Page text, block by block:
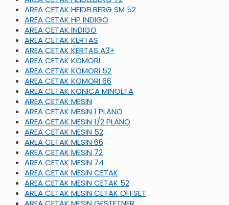
AREA CETAK HEIDELBERG SM 52
AREA CETAK HP INDIGO
AREA CETAK INDIGO
AREA CETAK KERTAS
AREA CETAK KERTAS A3+
AREA CETAK KOMORI
AREA CETAK KOMORI 52
AREA CETAK KOMORI 66
AREA CETAK KONICA MINOLTA
AREA CETAK MESIN
AREA CETAK MESIN 1 PLANO
AREA CETAK MESIN 1/2 PLANO
AREA CETAK MESIN 52
AREA CETAK MESIN 66
AREA CETAK MESIN 72
AREA CETAK MESIN 74
AREA CETAK MESIN CETAK
AREA CETAK MESIN CETAK 52
AREA CETAK MESIN CETAK OFFSET